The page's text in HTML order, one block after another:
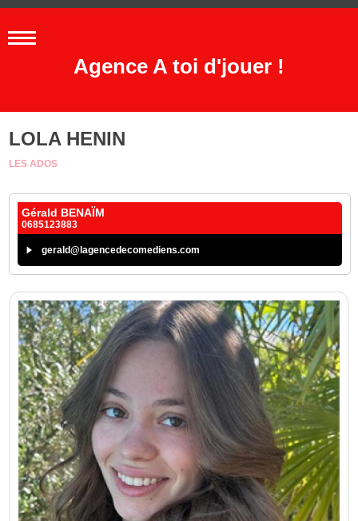
Agence A toi d'jouer !
LOLA HENIN
LES ADOS
Gérald BENAÏM
0685123883
gerald@lagencedecomediens.com